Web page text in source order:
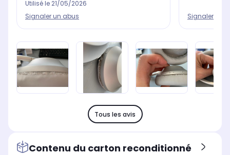
Utilisé le 21/05/2026
Signaler un abus
Signaler un
Tous les avis
Contenu du carton reconditionné